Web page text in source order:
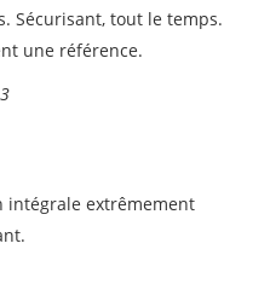
Sécurisant, tout le temps.
une référence.
intégrale extrêmement